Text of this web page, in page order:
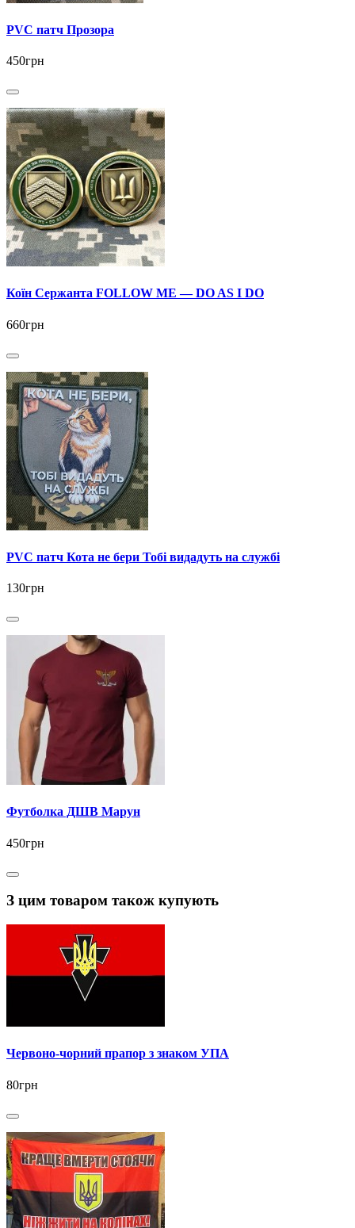
PVC патч Прозора
450грн
Коїн Сержанта FOLLOW ME — DO AS I DO
660грн
PVC патч Кота не бери Тобі видадуть на службі
130грн
Футболка ДШВ Марун
450грн
З цим товаром також купують
Червоно-чорний прапор з знаком УПА
80грн